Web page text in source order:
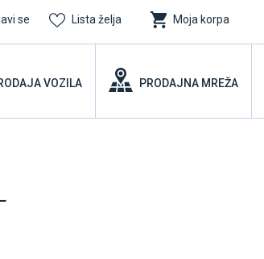
se Lista želja Moja korpa
VOZILA PRODAJNA MREŽA